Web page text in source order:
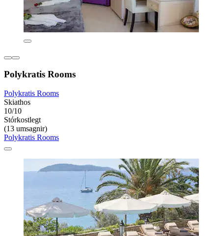
Polykratis Rooms
Polykratis Rooms
Skiathos
10/10
Stórkostlegt
(13 umsagnir)
Polykratis Rooms